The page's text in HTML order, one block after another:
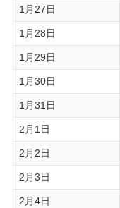
1月27日
1月28日
1月29日
1月30日
1月31日
2月1日
2月2日
2月3日
2月4日